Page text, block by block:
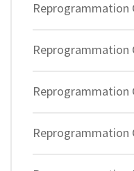
Reprogrammation
Reprogrammation
Reprogrammation
Reprogrammation